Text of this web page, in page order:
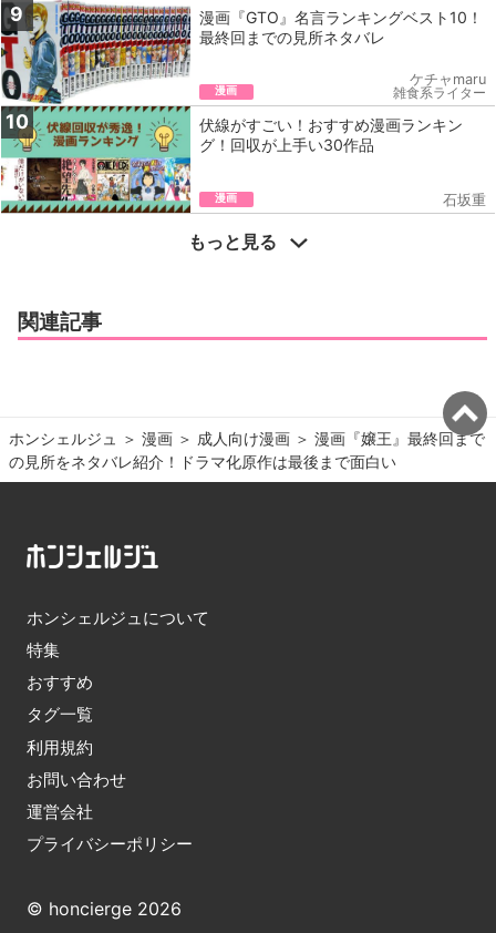
9
漫画『GTO』名言ランキングベスト10！
最終回までの見所ネタバレ
漫画
ケチャmaru
雑食系ライター
10
伏線がすごい！おすすめ漫画ランキン
グ！回収が上手い30作品
漫画 石坂重
もっと見る
関連記事
ホンシェルジュ ＞ 漫画 ＞ 成人向け漫画 ＞ 漫画『嬢王』最終回まで
の見所をネタバレ紹介！ドラマ化原作は最後まで面白い
ホンシェルジュについて
特集
おすすめ
タグ一覧
利用規約
お問い合わせ
運営会社
プライバシーポリシー
© honcierge 2026